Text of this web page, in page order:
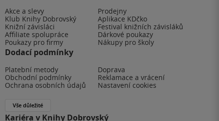
Akce a slevy
Prodejny
Klub Knihy Dobrovský
Aplikace KDčko
Knižní závisláci
Festival knižních závisláků
Affiliate spolupráce
Dárkové poukazy
Poukazy pro firmy
Nákupy pro školy
Dodací podmínky
Platební metody
Doprava
Obchodní podmínky
Reklamace a vrácení
Ochrana osobních údajů
Nastavení cookies
Vše důležité
Kariéra v Knihy Dobrovský